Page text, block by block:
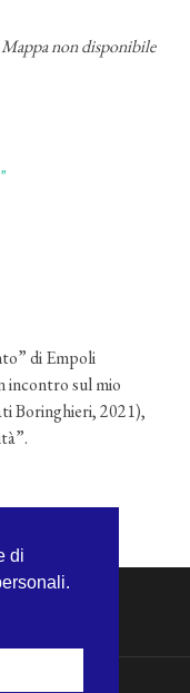
Mappa non disponibile
di Empoli
incontro sul mio
Boringhieri, 2021),
di